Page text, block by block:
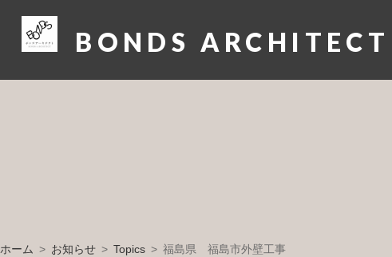
BONDS ARCHITECT
ホーム お知らせ Topics 福島県 福島市外壁工事